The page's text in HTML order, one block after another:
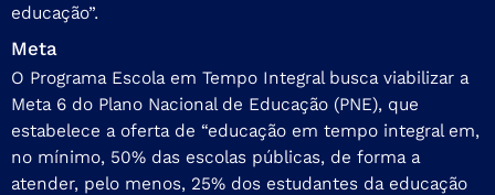
educação”.
Meta
O Programa Escola em Tempo Integral busca viabilizar a
Meta 6 do Plano Nacional de Educação (PNE), que
estabelece a oferta de “educação em tempo integral em,
no mínimo, 50% das escolas públicas, de forma a
atender, pelo menos, 25% dos estudantes da educação